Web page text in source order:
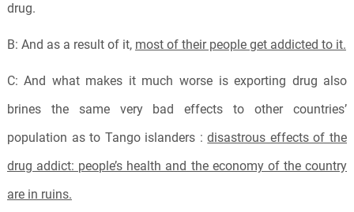
drug.
B: And as a result of it, most of their people get addicted to it.
C: And what makes it much worse is exporting drug also
brines the same very bad effects to other countries’
population as to Tango islanders :disastrous effects of the
drug addict: people’s health and the economy of the country
are in ruins.